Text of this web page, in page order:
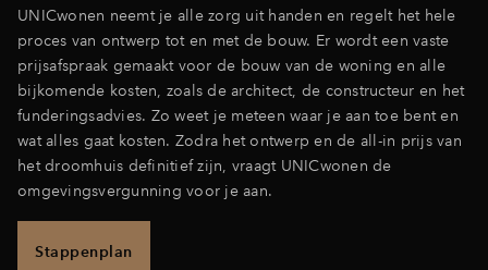
UNICwonen neemt je alle zorg uit handen en regelt het hele
proces van ontwerp tot en met de bouw. Er wordt een vaste
prijsafspraak gemaakt voor de bouw van de woning en alle
bijkomende kosten, zoals de architect, de constructeur en het
funderingsadvies. Zo weet je meteen waar je aan toe bent en
wat alles gaat kosten. Zodra het ontwerp en de all-in prijs van
het droomhuis definitief zijn, vraagt UNICwonen de
omgevingsvergunning voor je aan.
Stappenplan